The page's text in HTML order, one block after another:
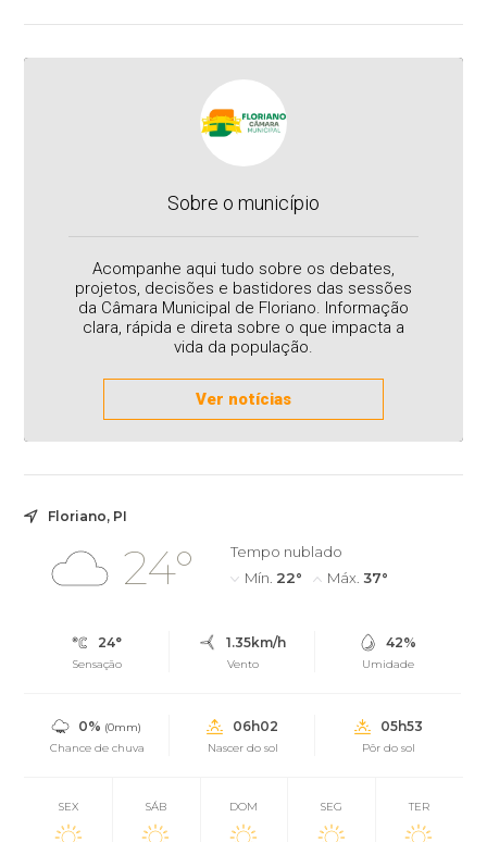
Sobre o município
Acompanhe aqui tudo sobre os debates,
projetos, decisões e bastidores das sessões
da Câmara Municipal de Floriano. Informação
clara, rápida e direta sobre o que impacta a
vida da população.
Ver notícias
Floriano, PI
24°
Tempo nublado
Mín. 22° Máx. 37°
24°
Sensação
1.35km/h
Vento
42%
Umidade
0% (0mm)
Chance de chuva
06h02
Nascer do sol
05h53
Pôr do sol
SEX SÁB DOM SEG TER